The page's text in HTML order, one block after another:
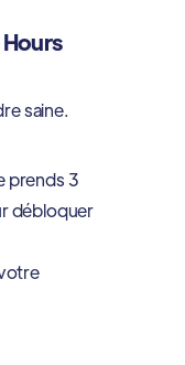
saine.
prends 3
débloquer